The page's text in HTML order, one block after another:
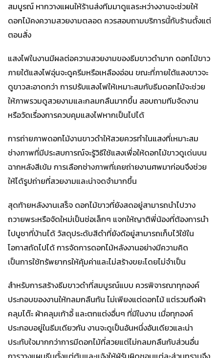
สมบูรณ์ หากวางแผนให้ร้านส่งทีมมาดูแลระหว่างงานจะช่วยให้
ดอกไม้คงความสวยงามตลอด ควรสอบถามบริการนี้กับร้านตั้งแต่
ตอนสั่ง
แสงไฟในงานมีผลต่อความสวยงามของธีมขาวดำมาก ดอกไม้ขาว
ภายใต้แสงไฟอุ่นจะดูครีมหรือเหลืองอ่อน ขณะที่ภายใต้แสงขาวจะ
ดูขาวสะอาดกว่า การปรับแสงไฟให้เหมาะสมกับธีมดอกไม้จะช่วย
ให้ภาพรวมดูสวยงามและกลมกลืนมากขึ้น สอบถามทีมจัดงาน
หรือวัดเรื่องการควบคุมแสงไฟหากเป็นไปได้
การถ่ายภาพดอกไม้งานขาวดำให้สวยควรทำในแสงที่เหมาะสม
ช่างภาพที่มีประสบการณ์จะรู้วิธีใช้แสงเพื่อให้ดอกไม้ขาวดูเด่นบน
ฉากหลังสีเข้ม การเลือกช่างภาพที่เคยถ่ายงานศพมาก่อนจึงช่วย
ให้ได้รูปถ่ายที่สวยงามและน่าจดจำมากขึ้น
สุดท้ายหลังงานเสร็จ ดอกไม้ขาวที่ยังสดอยู่สามารถนำไปวาง
ถวายพระหรือจัดใหม่เป็นช่อเล็กๆ แจกให้ญาติพี่น้องที่ต้องการนำ
ไปบูชาที่บ้านได้ วัสดุประดับสีดำที่ยังดีอยู่สามารถเก็บไว้ใช้ใน
โอกาสถัดไปได้ การจัดการดอกไม้หลังงานอย่างมีความคิด
เป็นการใช้ทรัพยากรให้คุ้มค่าและไม่สร้างขยะโดยไม่จำเป็น
สำหรับการสร้างธีมขาวดำที่สมบูรณ์แบบ ควรพิจารณาทุกองค์
ประกอบของงานให้กลมกลืนกัน ไม่เพียงแต่ดอกไม้ แต่รวมถึงผ้า
คลุมโต๊ะ ผ้าคลุมเก้าอี้ และตกแต่งอื่นๆ ที่มีในงาน เมื่อทุกองค์
ประกอบอยู่ในธีมเดียวกัน งานจะดูเป็นอันหนึ่งอันเดียวและน่า
ประทับใจมากกว่าการมีดอกไม้ที่สวยแต่ไม่กลมกลืนกับส่วนอื่น